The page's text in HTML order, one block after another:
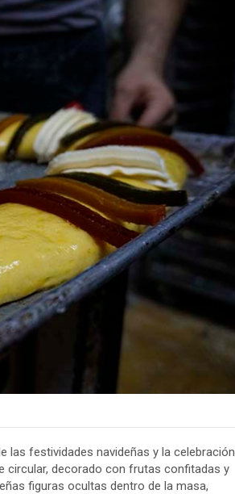
las festividades navideñas y la celebración
circular, decorado con frutas confitadas y
figuras ocultas dentro de la masa,